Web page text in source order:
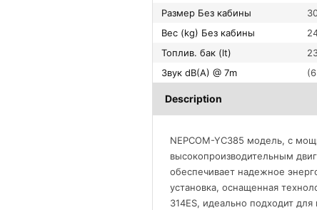
Размер Без кабины
Вес (kg) Без кабины
Топлив. бак (lt)
Звук dB(A) @ 7m
Description
NEPCOM-YC385 модель, с
высокопроизводительным
обеспечивает надежное
установка, оснащенная
314ES, идеально подходит